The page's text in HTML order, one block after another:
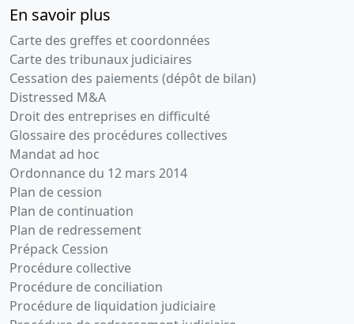
En savoir plus
Carte des greffes et coordonnées
Carte des tribunaux judiciaires
Cessation des paiements (dépôt de bilan)
Distressed M&A
Droit des entreprises en difficulté
Glossaire des procédures collectives
Mandat ad hoc
Ordonnance du 12 mars 2014
Plan de cession
Plan de continuation
Plan de redressement
Prépack Cession
Procédure collective
Procédure de conciliation
Procédure de liquidation judiciaire